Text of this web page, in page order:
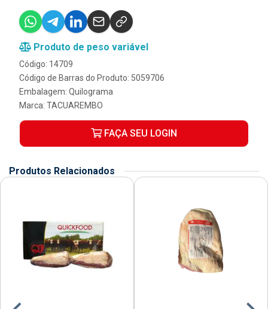
Produto de peso variável
Código: 14709
Código de Barras do Produto: 5059706
Embalagem: Quilograma
Marca: TACUAREMBO
FAÇA SEU LOGIN
Produtos Relacionados